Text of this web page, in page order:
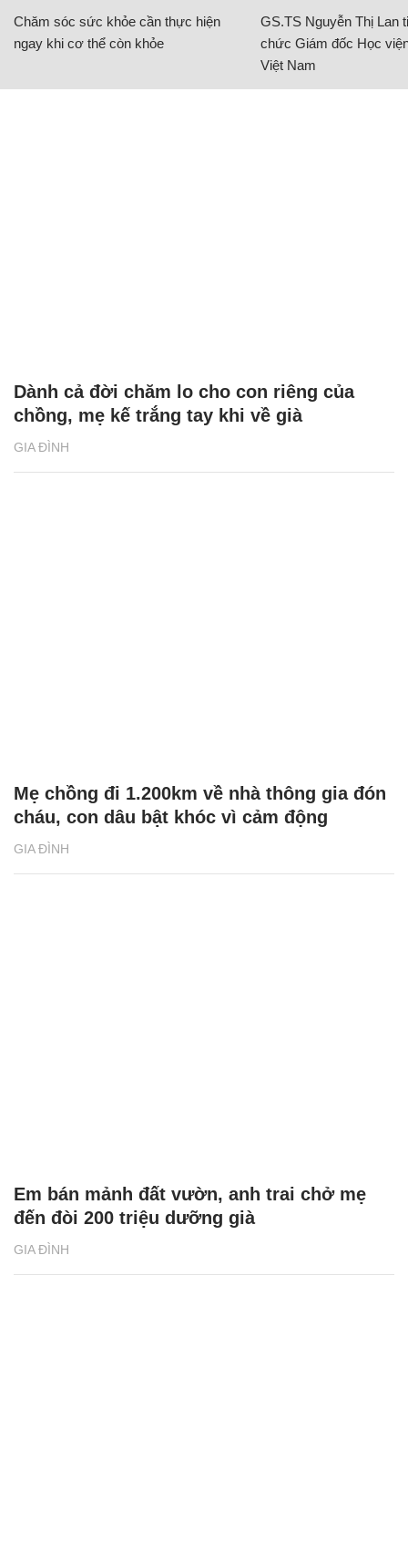
Chăm sóc sức khỏe cần thực hiện
ngay khi cơ thể còn khỏe
GS.TS Nguyễn Thị Lan
chức Giám đốc Học
Việt Nam
GIA ĐÌNH
Dành cả đời chăm lo cho con riêng của
chồng, mẹ kế trắng tay khi về già
GIA ĐÌNH
Mẹ chồng đi 1.200km về nhà thông gia đón
cháu, con dâu bật khóc vì cảm động
GIA ĐÌNH
Em bán mảnh đất vườn, anh trai chở mẹ
đến đòi 200 triệu dưỡng già